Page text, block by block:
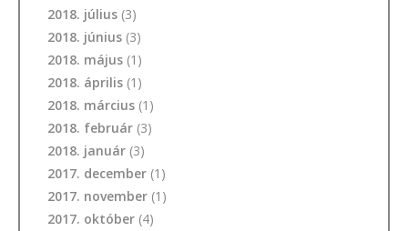
2018. július (3)
2018. június (3)
2018. május (1)
2018. április (1)
2018. március (1)
2018. február (3)
2018. január (3)
2017. december (1)
2017. november (1)
2017. október (4)